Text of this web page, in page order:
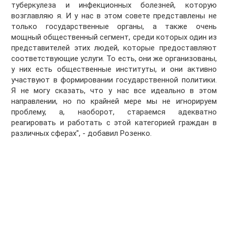
туберкулеза и инфекционных болезней, которую
возглавляю я. И у нас в этом совете представлены не
только государственные органы, а также очень
мощный общественный сегмент, среди которых один из
представителей этих людей, которые предоставляют
соответствующие услуги. То есть, они же организованы,
у них есть общественные институты, и они активно
участвуют в формировании государственной политики.
Я не могу сказать, что у нас все идеально в этом
направлении, но по крайней мере мы не игнорируем
проблему, а, наоборот, стараемся адекватно
реагировать и работать с этой категорией граждан в
различных сферах", - добавил Розенко.